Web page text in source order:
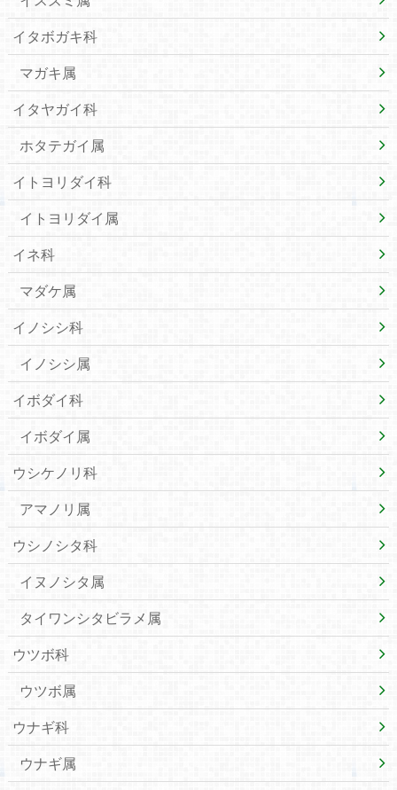
イタボガキ科
マガキ属
イタヤガイ科
ホタテガイ属
イトヨリダイ科
イトヨリダイ属
イネ科
マダケ属
イノシシ科
イノシシ属
イボダイ科
イボダイ属
ウシケノリ科
アマノリ属
ウシノシタ科
イヌノシタ属
タイワンシタビラメ属
ウツボ科
ウツボ属
ウナギ科
ウナギ属